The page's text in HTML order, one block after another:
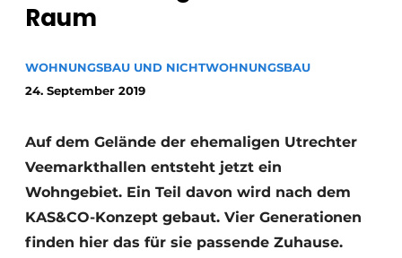
Podcasts
Freie Stellen
Videos
Glas
Raum
WOHNUNGSBAU UND NICHTWOHNUNGSBAU
24. September 2019
Auf dem Gelände der ehemaligen Utrechter
Veemarkthallen entsteht jetzt ein
Wohngebiet. Ein Teil davon wird nach dem
KAS&CO-Konzept gebaut. Vier Generationen
finden hier das für sie passende Zuhause.